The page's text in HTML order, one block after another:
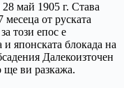
май 1905 г. Става
месеца от руската
този епос е
и японската блокада на
Далекоизточен
ще ви разкажа.